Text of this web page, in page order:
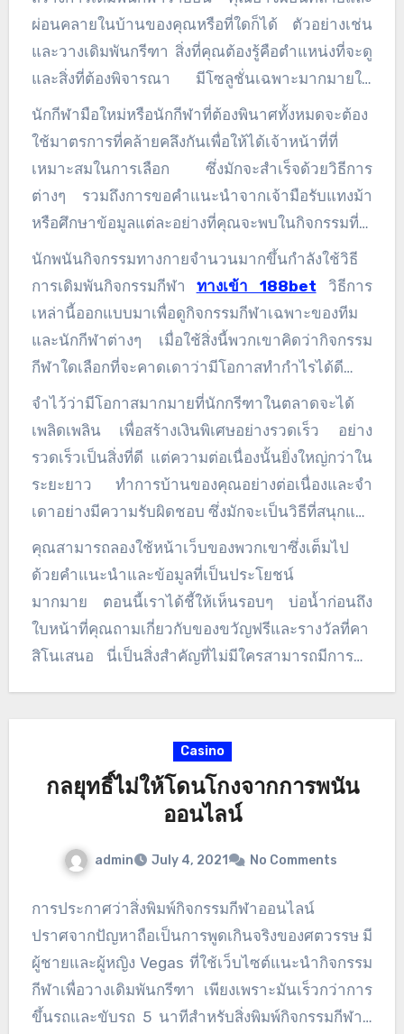
ผ่อนคลายในบ้านของคุณหรือที่ใดก็ได้ ตัวอย่างเช่น
และวางเดิมพันกรีฑา สิ่งที่คุณต้องรู้คือตำแหน่งที่จะดู
และสิ่งที่ต้องพิจารณา มีโซลูชั่นเฉพาะมากมายใน
ตลาดที่จะช่วยให้คุณนึกถึงการเดิมพันกิจกรรมกีฬาที่
เหมาะสม สิ่งสำคัญที่สุดที่ไม่ควรลืมคือการเดิมพัน
อย่างมีความรับผิดชอบ อย่าปล่อยให้อารมณ์ของคุณ
เข้ามาเกี่ยวข้อง ในกรณีที่ทรัพยากรของคุณแจ้งให้
คุณทราบว่าคุณต้องสร้างการเดิมพันแต่ละครั้ง คุณ
เบสบอลหรือกิจกรรมอื่น ๆ มักจะทราบดุลยภาพของ
คุณกับคู่มือกิจกรรมกีฬา คำนึงถึงเป้าหมายสูงสุดของ
คุณเสมอเพื่อรับเงินเพิ่ม ไม่ใช่เลิกใช้การเดิมพันเพียง
ครั้งเดียว การพยายามจำสิ่งนี้จะช่วยให้ทุกคนทำ
อย่างนั้นได้
นักกีฬามือใหม่หรือนักกีฬาที่ต้องพินาศทั้งหมดจะต้อง
ใช้มาตรการที่คล้ายคลึงกันเพื่อให้ได้เจ้าหน้าที่ที่
เหมาะสมในการเลือก ซึ่งมักจะสำเร็จด้วยวิธีการ
ต่างๆ รวมถึงการขอคำแนะนำจากเจ้ามือรับแทงม้า
หรือศึกษาข้อมูลแต่ละอย่างที่คุณจะพบในกิจกรรมที่
ไม่เหมือนใครและนักเล่นเกมตัวยง นี่อาจเป็นครั้งที่
สองที่ใช้เวลานานและมีราคาแพง
นักพนันกิจกรรมทางกายจำนวนมากขึ้นกำลังใช้วิธี
การเดิมพันกิจกรรมกีฬา ทางเข้า 188bet วิธีการ
เหล่านี้ออกแบบมาเพื่อดูกิจกรรมกีฬาเฉพาะของทีม
และนักกีฬาต่างๆ เมื่อใช้สิ่งนี้พวกเขาคิดว่ากิจกรรม
กีฬาใดเลือกที่จะคาดเดาว่ามีโอกาสทำกำไรได้ดี
ที่สุด กลยุทธ์การพนันกีฬาเหล่านี้ดีมาก ด้วยเหตุผลที่
ทำให้เปอร์เซ็นต์ที่คุณโปรดปราน หลายคนมีส่วนที่
ประสบความสำเร็จเพิ่มขึ้น
จำไว้ว่ามีโอกาสมากมายที่นักกรีฑาในตลาดจะได้
เพลิดเพลิน เพื่อสร้างเงินพิเศษอย่างรวดเร็ว อย่าง
รวดเร็วเป็นสิ่งที่ดี แต่ความต่อเนื่องนั้นยิ่งใหญ่กว่าใน
ระยะยาว ทำการบ้านของคุณอย่างต่อเนื่องและจำ
เดาอย่างมีความรับผิดชอบ ซึ่งมักจะเป็นวิธีที่สนุกและ
น่าพึงพอใจอย่างยิ่งในการสร้างรายได้เพิ่มเติมทาง
ออนไลน์ เรียนรู้ว่าคุณจะสามารถรับ 97 เปอร์เซ็นต์
ของการเดิมพันกรีฑาของคุณได้อย่างไรด้วยกิจกรรม
The Sporting Playing Champ Technique ซึ่งเริ่ม
ตั้งแต่วันนี้ สัมผัสและรับฟังเคล็ดลับกว่าพันข้อจากคน
คุณสามารถลองใช้หน้าเว็บของพวกเขาซึ่งเต็มไป
ด้วยคำแนะนำและข้อมูลที่เป็นประโยชน์
มากมาย ตอนนี้เราได้ชี้ให้เห็นรอบๆ บ่อน้ำก่อนถึง
ใบหน้าที่คุณถามเกี่ยวกับของขวัญฟรีและรางวัลที่คา
สิโนเสนอ นี่เป็นสิ่งสำคัญที่ไม่มีใครสามารถมีการทำ
เติม หากคุณจะค้นพบโอกาสในการขายใด ๆ ที่
สามารถมีได้โดยไม่เสียค่าใช้จ่ายใด ๆ ให้ยึด
ไว้ ตัวอย่างเช่น ในกรณีที่เว็บพนันให้การ์ดอวยพรทีม
แก่คุณ ให้รับมาและให้แน่ใจว่าคุณใช้มันทุกครั้งที่
คุณเข้าร่วม วางมันด้วยสถานที่ที่เลือกผ่านหน่วยเพื่อ
สะสมปัจจัยที่คุณอาจใช้ในอุตสาหกรรมสำหรับคอมพ์
Casino
กลยุทธิ์ไม่ให้โดนโกงจากการพนัน
ออนไลน์
admin July 4, 2021 No Comments
การประกาศว่าสิ่งพิมพ์กิจกรรมกีฬาออนไลน์
ปราศจากปัญหาถือเป็นการพูดเกินจริงของศตวรรษ มี
ผู้ชายและผู้หญิง Vegas ที่ใช้เว็บไซต์แนะนำกิจกรรม
กีฬาเพื่อวางเดิมพันกรีฑา เพียงเพราะมันเร็วกว่าการ
ขึ้นรถและขับรถ 5 นาทีสำหรับสิ่งพิมพ์กิจกรรมกีฬาที่